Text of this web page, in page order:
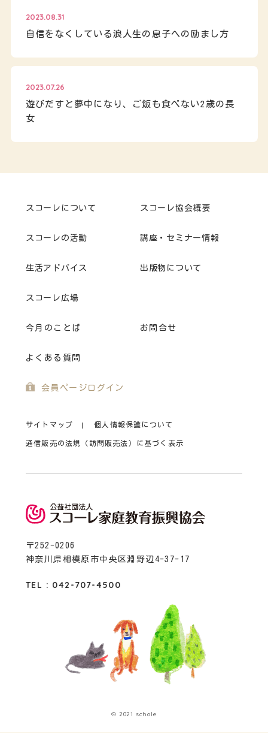
2023.08.31
自信をなくしている浪人生の息子への励まし方
2023.07.26
遊びだすと夢中になり、ご飯も食べない2歳の長
女
〒252-0206
神奈川県相模原市中央区淵野辺4-37-17
TEL : 042-707-4500
スコーレについて スコーレ協会概要
スコーレの活動 講座・セミナー情報
生活アドバイス 出版物について
スコーレ広場
今月のことば お問合せ
よくある質問
会員ページログイン
サイトマップ 個人情報保護について
通信販売の法規（訪問販売法）に基づく表示
© 2021 schole